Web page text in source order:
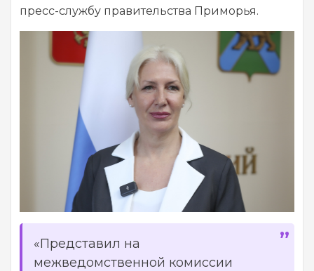
пресс-службу правительства Приморья.
«Представил на
межведомственной комиссии